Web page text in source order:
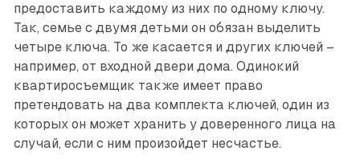
предоставить каждому из них по одному ключу.
Так, семье с двумя детьми он обязан выделить
четыре ключа. То же касается и других ключей –
например, от входной двери дома. Одинокий
квартиро­съемщик также имеет право
претендовать на два комплекта ключей, один из
которых он может хранить у доверенного лица на
случай, если с ним произойдет несчастье.